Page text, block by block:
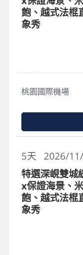
飽、越式法棍
象秀
桃園國際機場
2026/
5天
特選深峴雙城
x保證海景、
飽、越式法棍
象秀